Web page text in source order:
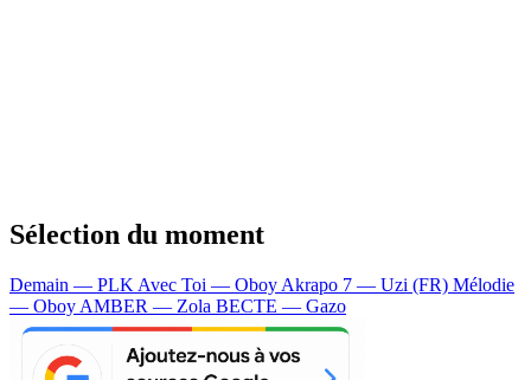
Sélection du moment
Demain — PLK Avec Toi — Oboy Akrapo 7 — Uzi (FR) Mélodie
— Oboy AMBER — Zola BECTE — Gazo